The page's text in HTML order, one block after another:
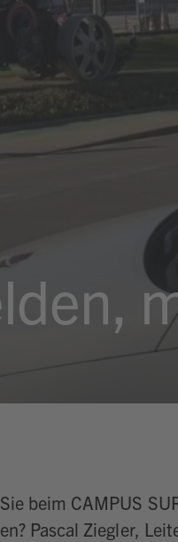
beim CAMPUS
Pascal Ziegler,